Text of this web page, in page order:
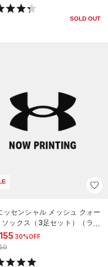
SOLD OUT
ッセンシャル メッシュ クォー
ソックス（3足セット）（ライ
イル/UNISEX）
30%OFF